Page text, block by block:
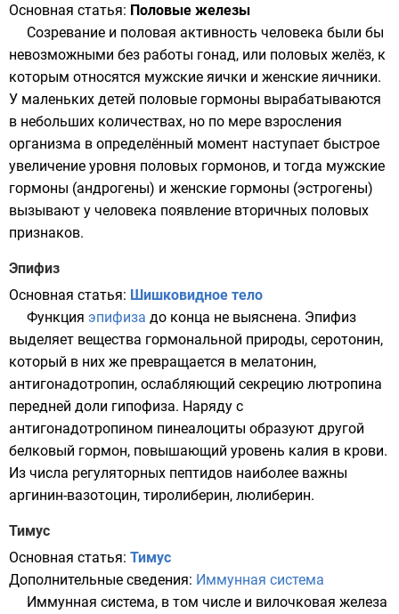
Основная статья: Половые железы
Созревание и половая активность человека были бы
невозможными без работы гонад, или половых желёз, к
которым относятся мужские яички и женские яичники.
У маленьких детей половые гормоны вырабатываются
в небольших количествах, но по мере взросления
организма в определённый момент наступает быстрое
увеличение уровня половых гормонов, и тогда мужские
гормоны (андрогены) и женские гормоны (эстрогены)
вызывают у человека появление вторичных половых
признаков.
Эпифиз
Основная статья: Шишковидное тело
Функция эпифиза до конца не выяснена. Эпифиз
выделяет вещества гормональной природы, серотонин,
который в них же превращается в мелатонин,
антигонадотропин, ослабляющий секрецию лютропина
передней доли гипофиза. Наряду с
антигонадотропином пинеалоциты образуют другой
белковый гормон, повышающий уровень калия в крови.
Из числа регуляторных пептидов наиболее важны
аргинин-вазотоцин, тиролиберин, люлиберин.
Тимус
Основная статья: Тимус
Дополнительные сведения: Иммунная система
Иммунная система, в том числе и вилочковая железа